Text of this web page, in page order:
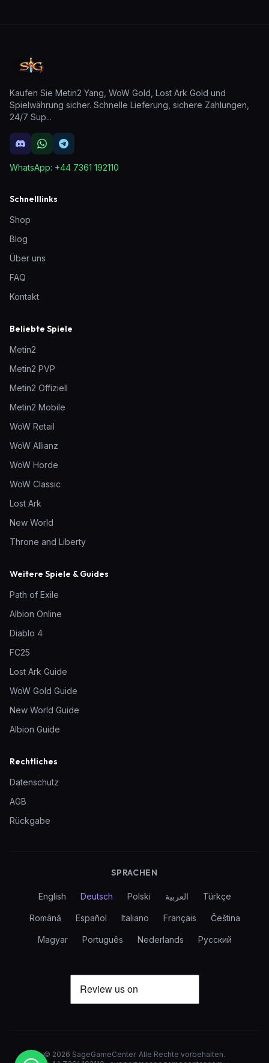
Kaufen Sie Metin2 Yang, WoW Gold, Lost Ark Gold und
Spielwährung sicher. Schnelle Lieferung, sichere Zahlungen,
24/7 Sup...
WhatsApp: +44 7361 192110
Schnelllinks
Shop
Blog
Über uns
FAQ
Kontakt
Beliebte Spiele
Metin2
Metin2 PVP
Metin2 Offiziell
Metin2 Mobile
WoW Retail
WoW Allianz
WoW Horde
WoW Classic
Lost Ark
New World
Throne and Liberty
Weitere Spiele & Guides
Path of Exile
Albion Online
Diablo 4
FC25
Lost Ark Guide
WoW Gold Guide
New World Guide
Albion Guide
Rechtliches
Datenschutz
AGB
Rückgabe
SPRACHEN
English Deutsch Polski العربية Türkçe
Română Español Italiano Français Čeština
Magyar Português Nederlands Русский
© 2026 SageGameCenter. Alle Rechte vorbehalten.